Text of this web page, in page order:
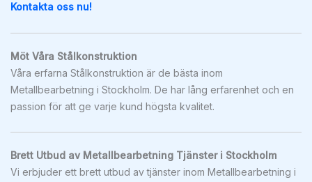
Kontakta oss nu!
Möt Våra Stålkonstruktion
Våra erfarna Stålkonstruktion är de bästa inom
Metallbearbetning i Stockholm. De har lång erfarenhet och en
passion för att ge varje kund högsta kvalitet.
Brett Utbud av Metallbearbetning Tjänster i Stockholm
Vi erbjuder ett brett utbud av tjänster inom Metallbearbetning i